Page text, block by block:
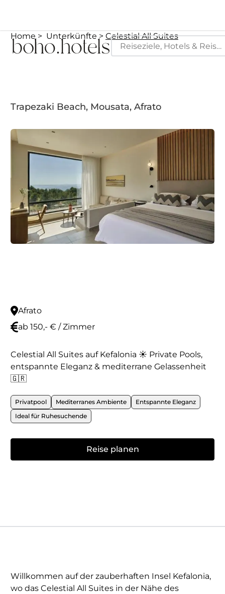
Home Unterkünfte Celestial All Suites
Trapezaki Beach, Mousata, Afrato
Afrato
ab 150,- € / Zimmer
Celestial All Suites auf Kefalonia ☀️ Private Pools,
entspannte Eleganz & mediterrane Gelassenheit
🇬🇷
Privatpool Mediterranes Ambiente
Entspannte Eleganz
Ideal für Ruhesuchende
Reise planen
Willkommen auf der zauberhaften Insel Kefalonia,
wo das Celestial All Suites in der Nähe des